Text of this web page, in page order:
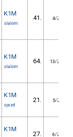
K1M
slalom
41. 4/ZS
K1M
slalom
64. 13/ZS
K1M
sjezd
21. 5/ZS
K1M
27. 6/ZS